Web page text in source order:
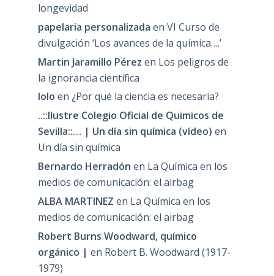
longevidad
papelaria personalizada en VI Curso de
divulgación ‘Los avances de la química….’
Martin Jaramillo Pérez en Los peligros de
la ignorancia científica
lolo en ¿Por qué la ciencia es necesaria?
..::Ilustre Colegio Oficial de Quimicos de
Sevilla::… | Un día sin química (vídeo) en
Un día sin química
Bernardo Herradón en La Química en los
medios de comunicación: el airbag
ALBA MARTINEZ en La Química en los
medios de comunicación: el airbag
Robert Burns Woodward, químico
orgánico | en Robert B. Woodward (1917-
1979)